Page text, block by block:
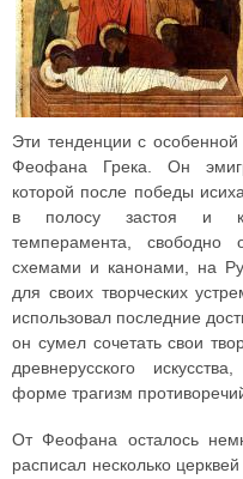
Эти тенденции с особенной
Феофана Грека. Он
которой после победы
в полосу застоя и
темперамента, свободно
схемами и канонами, на
для своих творческих
использовал последние
он сумел сочетать свои
древнерусского
форме трагизм
От Феофана осталось
расписал несколько